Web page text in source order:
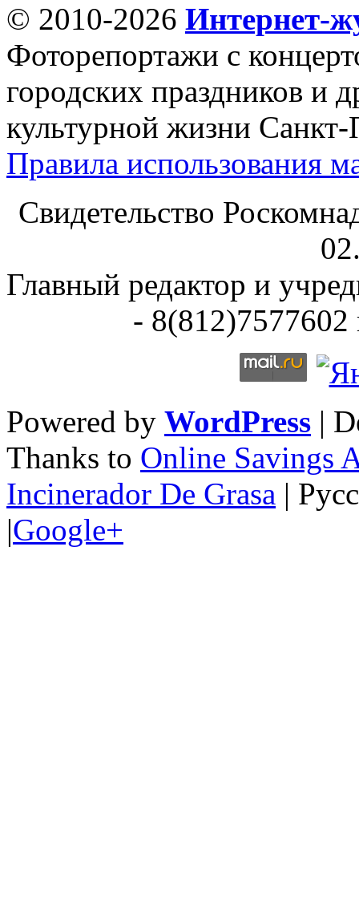
© 2010-2026 Интернет-
Фоторепортажи с
городских праздников и
культурной жизни Санкт-
Правила использования
Свидетельство
Главный редактор и
- 8(812)7577602
Powered by WordPress |
Thanks to Online Savings
Incinerador De Grasa |
|Google+